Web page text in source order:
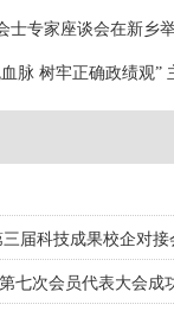
士专家座谈会在新乡
脉 树牢正确政绩观”
届科技成果校企对接
七次会员代表大会成